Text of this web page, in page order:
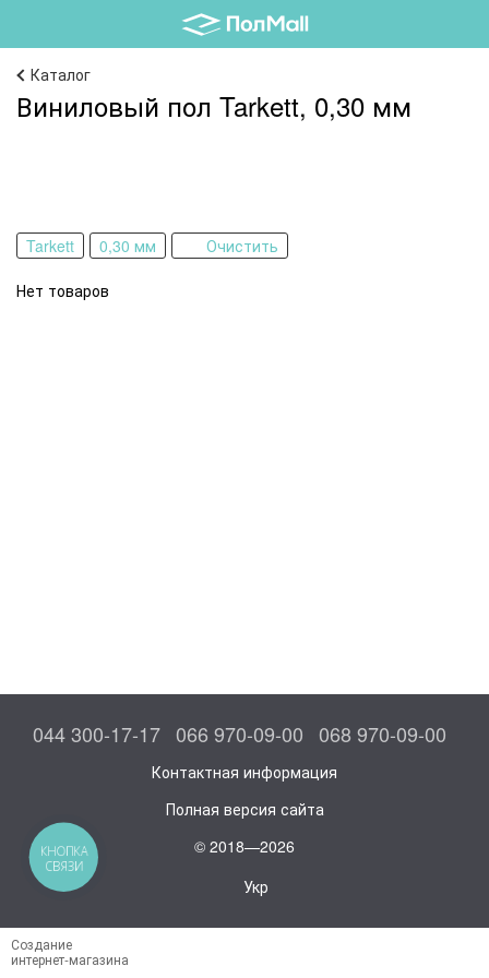
Каталог
Виниловый пол Tarkett, 0,30 мм
Tarkett 0,30 мм Очистить
Нет товаров
044 300-17-17 066 970-09-00 068 970-09-00
Контактная информация
Полная версия сайта
© 2018—2026
Укр
Создание
интернет-магазина
КНОПКА
СВЯЗИ